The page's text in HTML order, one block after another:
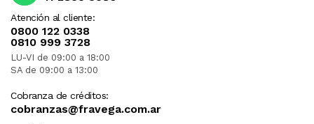
Atención al cliente:
0800 122 0338
0810 999 3728
LU-VI de 09:00 a 18:00
SA de 09:00 a 13:00
Cobranza de créditos:
cobranzas@fravega.com.ar